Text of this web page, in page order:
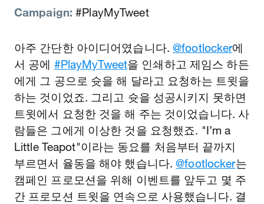
Campaign:#PlayMyTweet
아주 간단한 아이디어였습니다.@footlocker에
서 공에 #PlayMyTweet을 인쇄하고 제임스 하든
에게 그 공으로 슛을 해 달라고 요청하는 트윗을
하는 것이었죠. 그리고 슛을 성공시키지 못하면
트윗에서 요청한 것을 해 주는 것이었습니다. 사
람들은 그에게 이상한 것을 요청했죠. "I’m a
Little Teapot"이라는 동요를 처음부터 끝까지
부르면서 율동을 해야 했습니다.@footlocker는
캠페인 프로모션을 위해 이벤트를 앞두고 몇 주
간 프로모션 트윗을 연속으로 사용했습니다. 결